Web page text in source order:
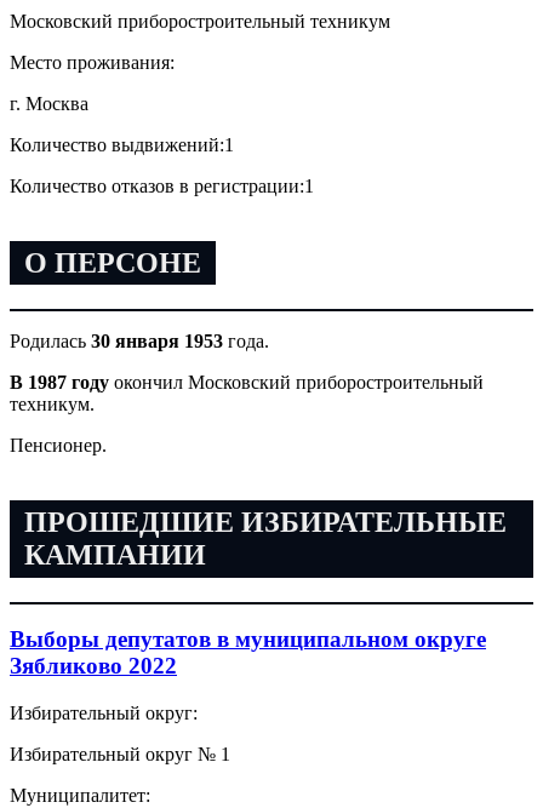
Московский приборостроительный техникум
Место проживания:
г. Москва
Количество выдвижений:1
Количество отказов в регистрации:1
О ПЕРСОНЕ
Родилась 30 января 1953 года.
В 1987 году окончил Московский приборостроительный
техникум.
Пенсионер.
ПРОШЕДШИЕ ИЗБИРАТЕЛЬНЫЕ
КАМПАНИИ
Выборы депутатов в муниципальном округе
Зябликово 2022
Избирательный округ:
Избирательный округ № 1
Муниципалитет: